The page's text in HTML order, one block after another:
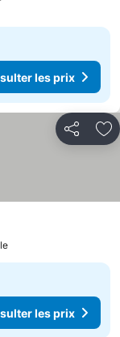
les prix
Partager
les prix
les prix